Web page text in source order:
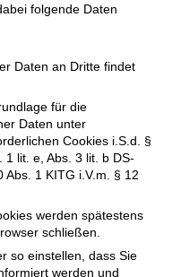
folgende Daten
Daten an Dritte findet
für die
Daten unter
Cookies i.S.d. §
1 lit. e, Abs. 3 lit. b DS-
Abs. 1 KITG i.V.m. § 12
werden spätestens
schließen.
so einstellen, dass Sie
werden und